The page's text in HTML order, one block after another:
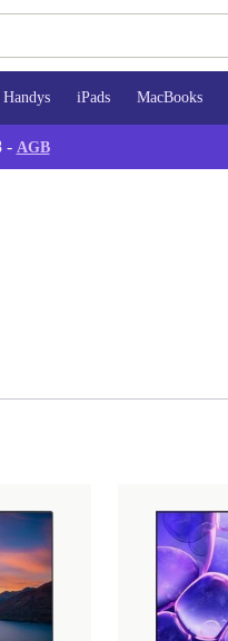
Handys iPads MacBooks
- AGB